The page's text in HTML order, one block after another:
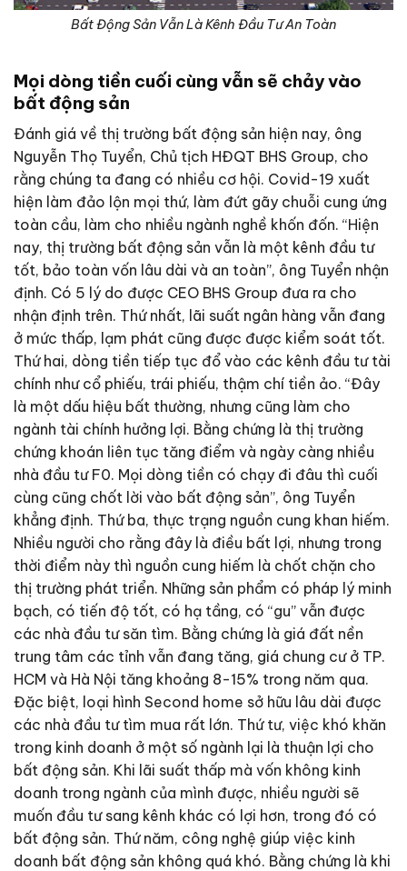
Bất Động Sản Vẫn Là Kênh Đầu Tư An Toàn
Mọi dòng tiền cuối cùng vẫn sẽ chảy vào
bất động sản
Đánh giá về thị trường bất động sản hiện nay, ông
Nguyễn Thọ Tuyển, Chủ tịch HĐQT BHS Group, cho
rằng chúng ta đang có nhiều cơ hội. Covid-19 xuất
hiện làm đảo lộn mọi thứ, làm đứt gãy chuỗi cung ứng
toàn cầu, làm cho nhiều ngành nghề khốn đốn. “Hiện
nay, thị trường bất động sản vẫn là một kênh đầu tư
tốt, bảo toàn vốn lâu dài và an toàn”, ông Tuyển nhận
định. Có 5 lý do được CEO BHS Group đưa ra cho
nhận định trên. Thứ nhất, lãi suất ngân hàng vẫn đang
ở mức thấp, lạm phát cũng được được kiểm soát tốt.
Thứ hai, dòng tiền tiếp tục đổ vào các kênh đầu tư tài
chính như cổ phiếu, trái phiếu, thậm chí tiền ảo. “Đây
là một dấu hiệu bất thường, nhưng cũng làm cho
ngành tài chính hưởng lợi. Bằng chứng là thị trường
chứng khoán liên tục tăng điểm và ngày càng nhiều
nhà đầu tư F0. Mọi dòng tiền có chạy đi đâu thì cuối
cùng cũng chốt lời vào bất động sản”, ông Tuyển
khẳng định. Thứ ba, thực trạng nguồn cung khan hiếm.
Nhiều người cho rằng đây là điều bất lợi, nhưng trong
thời điểm này thì nguồn cung hiếm là chốt chặn cho
thị trường phát triển. Những sản phẩm có pháp lý minh
bạch, có tiến độ tốt, có hạ tầng, có “gu” vẫn được
các nhà đầu tư săn tìm. Bằng chứng là giá đất nền
trung tâm các tỉnh vẫn đang tăng, giá chung cư ở TP.
HCM và Hà Nội tăng khoảng 8-15% trong năm qua.
Đặc biệt, loại hình Second home sở hữu lâu dài được
các nhà đầu tư tìm mua rất lớn. Thứ tư, việc khó khăn
trong kinh doanh ở một số ngành lại là thuận lợi cho
bất động sản. Khi lãi suất thấp mà vốn không kinh
doanh trong ngành của mình được, nhiều người sẽ
muốn đầu tư sang kênh khác có lợi hơn, trong đó có
bất động sản. Thứ năm, công nghệ giúp việc kinh
doanh bất động sản không quá khó. Bằng chứng là khi